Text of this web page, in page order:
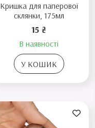
Кришка для паперової
склянки, 175мл
15 ₴
В наявності
У КОШИК